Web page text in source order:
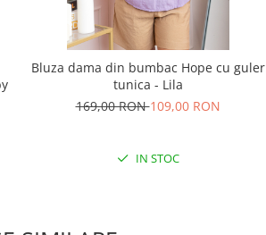
Bluza dama din bumbac Hope cu guler
tunica - Lila
169,00 RON109,00 RON
IN STOC